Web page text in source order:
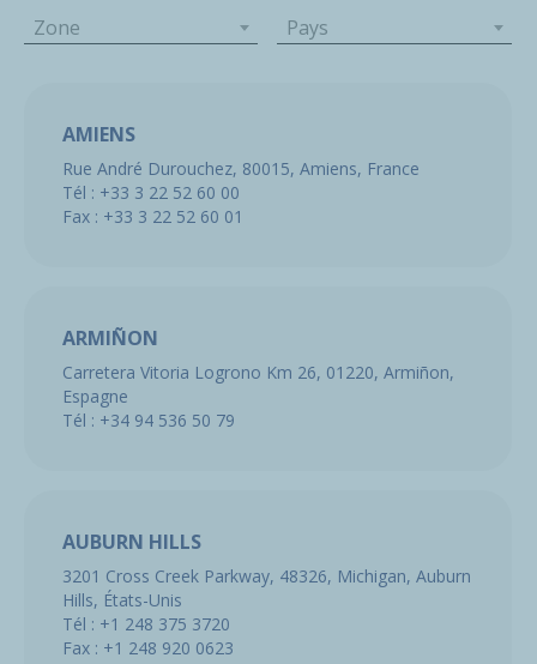
Zone Pays
AMIENS
Rue André Durouchez, 80015, Amiens, France
Tél : +33 3 22 52 60 00
Fax : +33 3 22 52 60 01
ARMIÑON
Carretera Vitoria Logrono Km 26, 01220, Armiñon,
Espagne
Tél : +34 94 536 50 79
AUBURN HILLS
3201 Cross Creek Parkway, 48326, Michigan, Auburn
Hills, États-Unis
Tél : +1 248 375 3720
Fax : +1 248 920 0623